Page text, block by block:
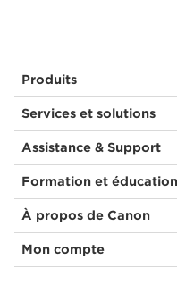
Produits
Services et solutions
Assistance & Support
Formation et éducation
À propos de Canon
Mon compte